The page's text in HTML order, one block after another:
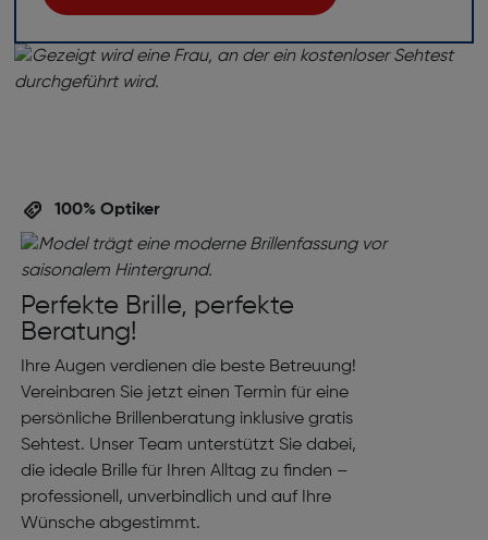
100% Optiker
Perfekte Brille, perfekte
Beratung!
Ihre Augen verdienen die beste Betreuung!
Vereinbaren Sie jetzt einen Termin für eine
persönliche Brillenberatung inklusive gratis
Sehtest. Unser Team unterstützt Sie dabei,
die ideale Brille für Ihren Alltag zu finden –
professionell, unverbindlich und auf Ihre
Wünsche abgestimmt.